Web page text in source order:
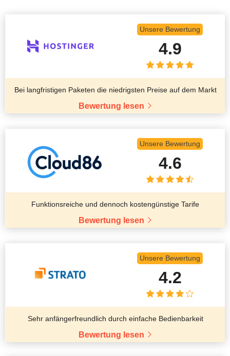
Unsere Bewertung
4.9
Bei langfristigen Paketen die niedrigsten Preise auf dem Markt
Bewertung lesen
Unsere Bewertung
4.6
Funktionsreiche und dennoch kostengünstige Tarife
Bewertung lesen
Unsere Bewertung
4.2
Sehr anfängerfreundlich durch einfache Bedienbarkeit
Bewertung lesen